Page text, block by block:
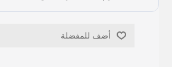
أضف للمفضلة